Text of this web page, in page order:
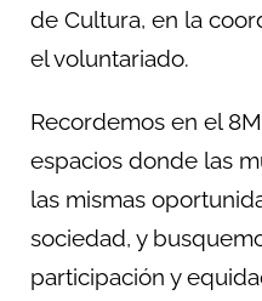
de Cultura, en la
el voluntariado.
Recordemos en el
espacios donde las
las mismas
sociedad, y
participación y